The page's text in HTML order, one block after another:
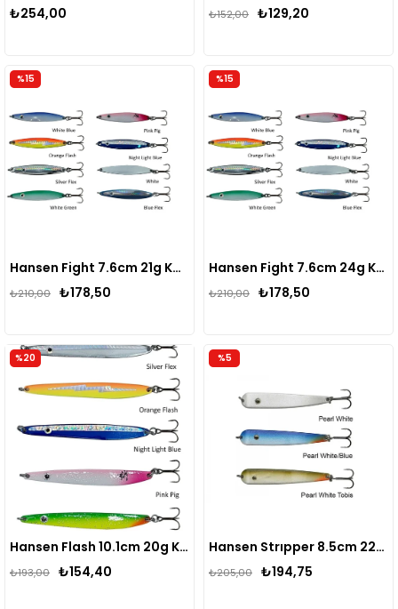
₺254,00
₺129,20
₺152,00
Hansen Fight 7.6cm 21g Kaşık
₺178,50
₺210,00
%15
Hansen Fight 7.6cm 24g Kaşık
₺178,50
₺210,00
%15
Hansen Flash 10.1cm 20g Kaşık
₺154,40
₺193,00
%20
Hansen Strıpper 8.5cm 22g Kaşık
₺194,75
₺205,00
%5